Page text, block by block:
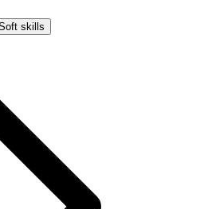
skills